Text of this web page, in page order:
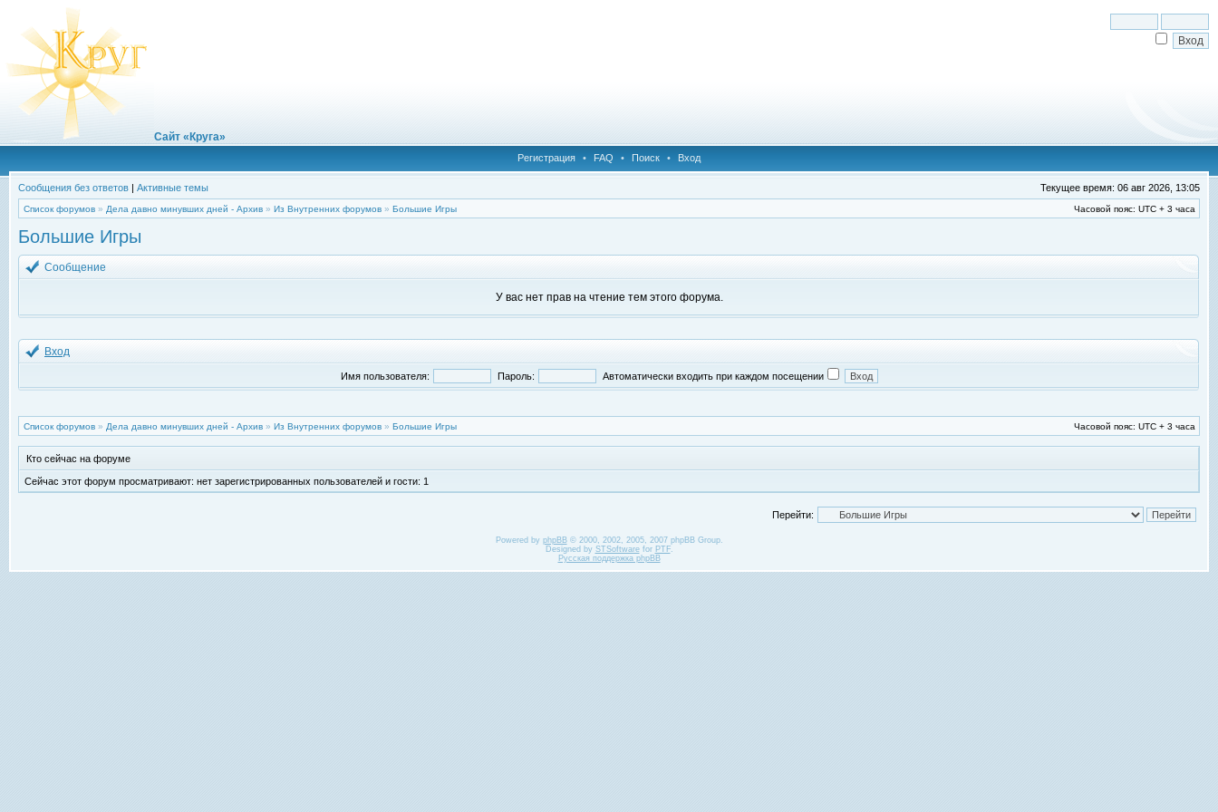
Сайт «Круга»
Регистрация • FAQ • Поиск • Вход
Сообщения без ответов | Активные темы Текущее время: 06 авг 2026, 13:05
Список форумов » Дела давно минувших дней - Архив » Из Внутренних форумов » Большие Игры Часовой пояс: UTC + 3 часа
Большие Игры
Сообщение
У вас нет прав на чтение тем этого форума.
Вход
Имя пользователя: Пароль: Автоматически входить при каждом посещении
Список форумов » Дела давно минувших дней - Архив » Из Внутренних форумов » Большие Игры Часовой пояс: UTC + 3 часа
Кто сейчас на форуме
Сейчас этот форум просматривают: нет зарегистрированных пользователей и гости: 1
Перейти:
Powered by phpBB© 2000, 2002, 2005, 2007 phpBB Group.
Designed by STSoftwarefor PTF.
Русская поддержка phpBB